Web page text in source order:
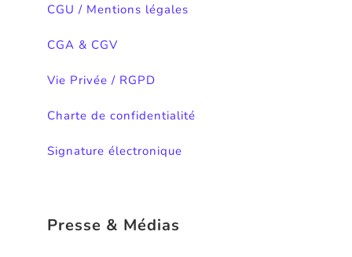
CGU / Mentions légales
CGA & CGV
Vie Privée / RGPD
Charte de confidentialité
Signature électronique
Presse & Médias